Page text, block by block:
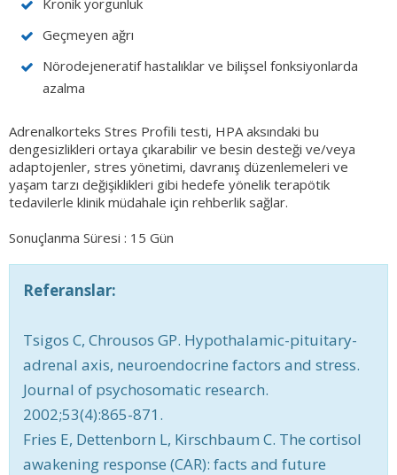
Geçmeyen ağrı
Nörodejeneratif hastalıklar ve bilişsel fonksiyonlarda
azalma
Adrenalkorteks Stres Profili testi, HPA aksındaki bu
dengesizlikleri ortaya çıkarabilir ve besin desteği ve/veya
adaptojenler, stres yönetimi, davranış düzenlemeleri ve
yaşam tarzı değişiklikleri gibi hedefe yönelik terapötik
tedavilerle klinik müdahale için rehberlik sağlar.
Sonuçlanma Süresi : 15 Gün
Referanslar:
Tsigos C, Chrousos GP. Hypothalamic-pituitary-
adrenal axis, neuroendocrine factors and stress.
Journal of psychosomatic research.
2002;53(4):865-871.
Fries E, Dettenborn L, Kirschbaum C. The cortisol
awakening response (CAR): facts and future